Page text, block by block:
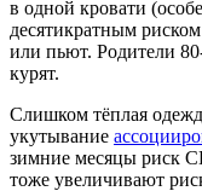
в одной кровати
десятикратным
или пьют. Родители
курят.
Слишком тёплая
укутывание
зимние месяцы риск
тоже увеличивают